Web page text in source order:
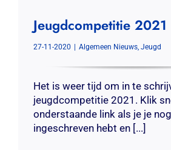
Jeugdcompetitie 2021
27-11-2020 | Algemeen Nieuws, Jeugd
Het is weer tijd om in te
jeugdcompetitie 2021. Klik
onderstaande link als je je
ingeschreven hebt en [...]